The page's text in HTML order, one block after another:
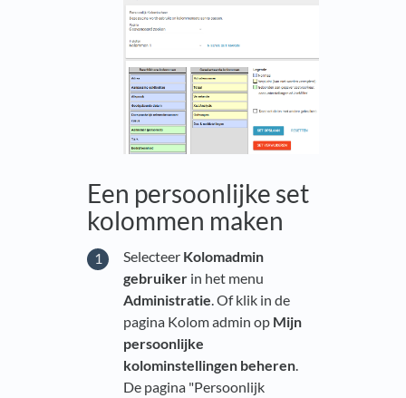
Een persoonlijke set
kolommen maken
Selecteer Kolomadmin
gebruiker in het menu
Administratie . Of klik in de
pagina Kolom admin op Mijn
persoonlijke
kolominstellingen beheren
De pagina "Persoonlijk